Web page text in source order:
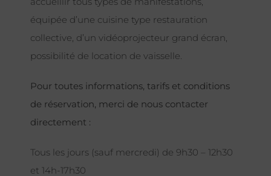
équipée d’une cuisine type restauration
collective, d’un vidéoprojecteur grand écran,
possibilité de location de vaisselle.
Pour toutes informations, tarifs et conditions
de réservation, merci de nous contacter
directement :
Tous les jours (sauf mercredi) de 9h30 – 12h30
et 14h-17h30